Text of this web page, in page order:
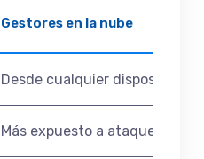
Gestores en la nube
Desde cualquier dispositivo
Más expuesto a ataques de